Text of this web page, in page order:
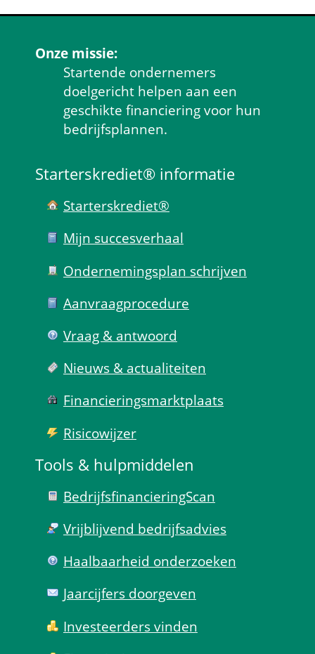
Onze missie:
Startende ondernemers
doelgericht helpen aan een
geschikte financiering voor hun
bedrijfsplannen.
Starterskrediet® informatie
Starterskrediet®
Mijn succes­verhaal
Ondernemings­plan schrijven
Aanvraag­procedure
Vraag & antwoord
Nieuws & actualiteiten
Financierings­markt­plaats
Risico­wijzer
Tools & hulp­middelen
Bedrijfsfinanciering­Scan
Vrijblijvend bedrijfs­advies
Haal­baar­heid onder­zoeken
Jaarcijfers doorgeven
Investeerders vinden